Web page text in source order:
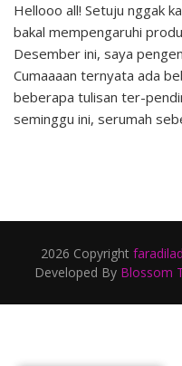
Hellooo all! Setuju nggak
bakal mempengaruhi
Desember ini, saya
Cumaaaan ternyata ada
beberapa tulisan ter-
seminggu ini, serumah
2026 Copyright
Developed By Blossom